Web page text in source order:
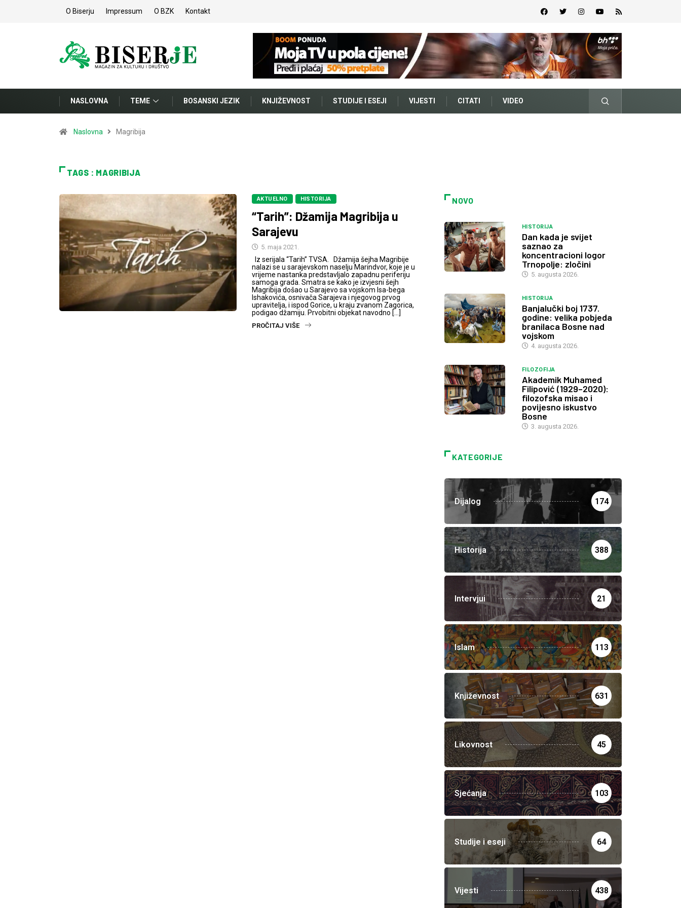
O Biserju Impressum O BZK Kontakt
NASLOVNA TEME BOSANSKI JEZIK KNJIŽEVNOST STUDIJE I ESEJI VIJESTI CITATI VIDEO
Naslovna Magribija
TAGS : MAGRIBIJA
AKTUELNO HISTORIJA
“Tarih”: Džamija Magribija u
Sarajevu
5. maja 2021.
Iz serijala “Tarih” TVSA. Džamija šejha Magribije
nalazi se u sarajevskom naselju Marindvor, koje je u
vrijeme nastanka predstavljalo zapadnu periferiju
samoga grada. Smatra se kako je izvjesni šejh
Magribija došao u Sarajevo sa vojskom Isa-bega
Ishakovića, osnivača Sarajeva i njegovog prvog
upravitelja, i ispod Gorice, u kraju zvanom Zagorica,
podigao džamiju. Prvobitni objekat navodno […]
PROČITAJ VIŠE
NOVO
HISTORIJA
Dan kada je svijet
saznao za
koncentracioni logor
Trnopolje: zločini
5. augusta 2026.
HISTORIJA
Banjalučki boj 1737.
godine: velika pobjeda
branilaca Bosne nad
vojskom
4. augusta 2026.
FILOZOFIJA
Akademik Muhamed
Filipović (1929–2020):
filozofska misao i
povijesno iskustvo
Bosne
3. augusta 2026.
KATEGORIJE
Dijalog 174
Historija 388
Intervjui 21
Islam 113
Književnost 631
Likovnost 45
Sjećanja 103
Studije i eseji 64
Vijesti 438